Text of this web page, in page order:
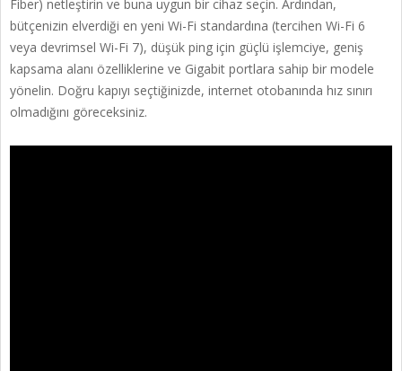
Fiber) netleştirin ve buna uygun bir cihaz seçin. Ardından,
bütçenizin elverdiği en yeni Wi-Fi standardına (tercihen Wi-Fi 6
veya devrimsel Wi-Fi 7), düşük ping için güçlü işlemciye, geniş
kapsama alanı özelliklerine ve Gigabit portlara sahip bir modele
yönelin. Doğru kapıyı seçtiğinizde, internet otobanında hız sınırı
olmadığını göreceksiniz.